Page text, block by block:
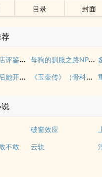
目录 封面
异种族牛郎店评鉴指南 母狗的驯服之路NP（强制爱）
拥有金手指后她开始为所欲为（nph）
《玉壶传》（骨科）（兄妹）（np）
破窗效应
不敢
云轨